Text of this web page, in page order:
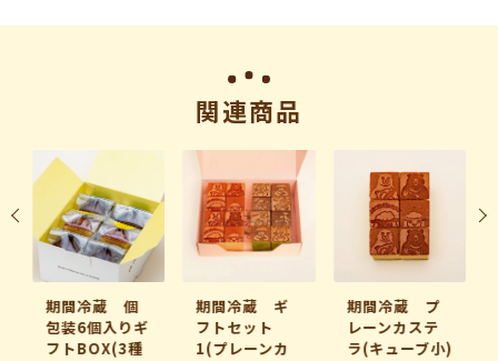
関連商品
期間冷蔵 個
包装6個入りギ
フトBOX(3種
期間冷蔵 ギ
フトセット
1(プレーンカ
期間冷蔵 プ
レーンカステ
ラ(キューブ小)